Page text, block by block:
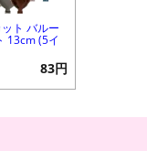
ト バルー
13cm (5イ
83円